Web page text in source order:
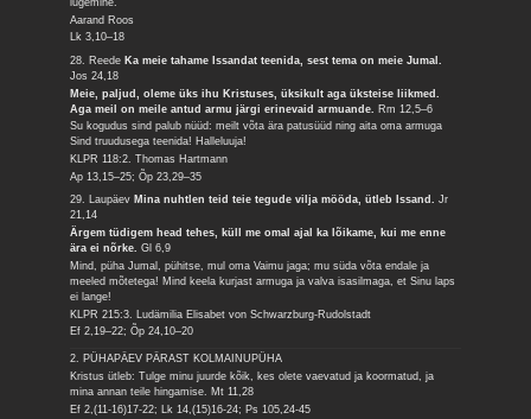
Aarand Roos
Lk 3,10–18
28. Reede Ka meie tahame Issandat teenida, sest tema on meie Jumal.
Jos 24,18
Meie, paljud, oleme üks ihu Kristuses, üksikult aga üksteise liikmed.
Aga meil on meile antud armu järgi erinevaid armuande. Rm 12,5–6
Su kogudus sind palub nüüd: meilt võta ära patusüüd ning aita oma armuga
Sind truudusega teenida! Halleluuja!
KLPR 118:2. Thomas Hartmann
Ap 13,15–25; Õp 23,29–35
29. Laupäev Mina nuhtlen teid teie tegude vilja mööda, ütleb Issand.Jr
21,14
Ärgem tüdigem head tehes, küll me omal ajal ka lõikame, kui me enne
ära ei nõrke.Gl 6,9
Mind, püha Jumal, pühitse, mul oma Vaimu jaga; mu süda võta endale ja
meeled mõtetega! Mind keela kurjast armuga ja valva isasilmaga, et Sinu laps
ei lange!
KLPR 215:3. Ludämilia Elisabet von Schwarzburg-Rudolstadt
Ef 2,19–22; Õp 24,10–20
2. PÜHAPÄEV PÄRAST KOLMAINUPÜHA
Kristus ütleb: Tulge minu juurde kõik, kes olete vaevatud ja koormatud, ja
mina annan teile hingamise. Mt 11,28
Ef 2,(11-16)17-22; Lk 14,(15)16-24; Ps 105,24-45